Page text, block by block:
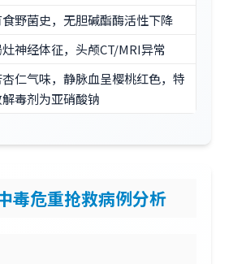
野菌史，无胆碱酯酶活性下降
灶神经体征，头颅CT/MRI异常
杏仁气味，静脉血呈樱桃红色，特
解毒剂为亚硝酸钠
毒危重抢救病例分析